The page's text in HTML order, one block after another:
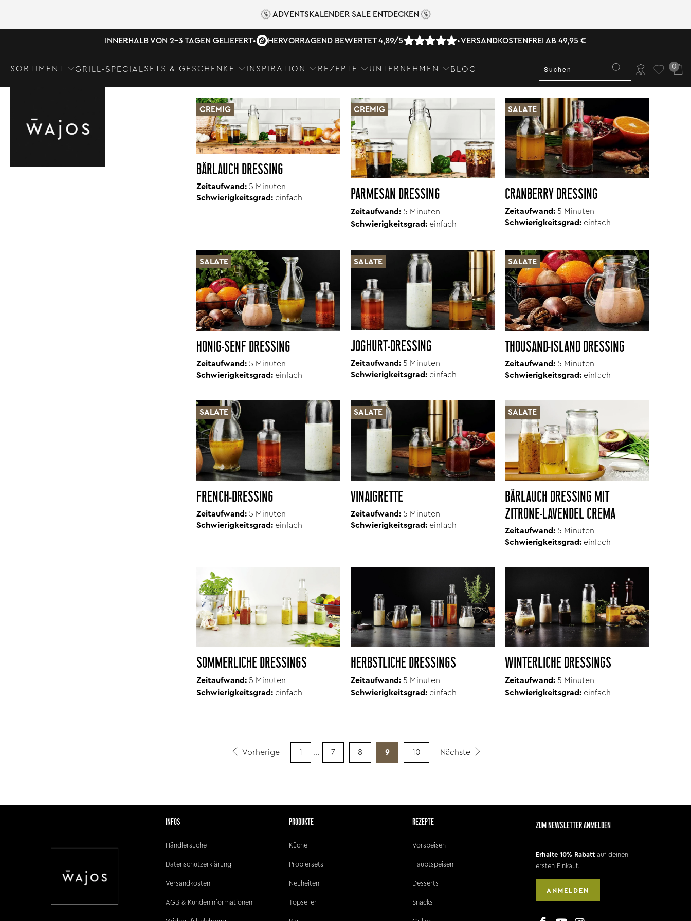
ADVENTSKALENDER SALE ENTDECKEN
INNERHALB VON 2-3 TAGEN GELIEFERT• HERVORRAGEND BEWERTET 4,89/5 •VERSANDKOSTENFREI AB 49,95 €
SORTIMENT GRILL-SPECIAL SETS & GESCHENKE INSPIRATION REZEPTE UNTERNEHMEN BLOG 0
DRESSINGS
BÄRLAUCH DRESSING
CREMIG
Zeitaufwand: 5 Minuten
Schwierigkeitsgrad: einfach PARMESAN DRESSING
CREMIG
Zeitaufwand:5 Minuten
Schwierigkeitsgrad:einfach
CRANBERRY DRESSING
SALATE
Zeitaufwand:5 Minuten
Schwierigkeitsgrad:einfach
HONIG-SENF DRESSING
SALATE
Zeitaufwand: 5 Minuten
Schwierigkeitsgrad: einfach
JOGHURT-DRESSING
SALATE
Zeitaufwand:5 Minuten
Schwierigkeitsgrad:einfach
THOUSAND-ISLAND DRESSING
SALATE
Zeitaufwand:5 Minuten
Schwierigkeitsgrad:einfach
FRENCH-DRESSING
SALATE
Zeitaufwand: 5 Minuten
Schwierigkeitsgrad: einfach
VINAIGRETTE
SALATE
Zeitaufwand:5 Minuten
Schwierigkeitsgrad:einfach
BÄRLAUCH DRESSING MIT
ZITRONE-LAVENDEL CREMA
SALATE
Zeitaufwand:5 Minuten
Schwierigkeitsgrad:einfach
SOMMERLICHE DRESSINGS
Zeitaufwand: 5 Minuten
Schwierigkeitsgrad: einfach
HERBSTLICHE DRESSINGS
Zeitaufwand:5 Minuten
Schwierigkeitsgrad:einfach
WINTERLICHE DRESSINGS
Zeitaufwand:5 Minuten
Schwierigkeitsgrad:einfach
Vorherige 1 … 7 8 9 10 Nächste
INFOS
Händlersuche
Datenschutzerklärung
Versandkosten
AGB & Kundeninformationen
PRODUKTE
Küche
Probiersets
Neuheiten
Topseller
REZEPTE
Vorspeisen
Hauptspeisen
Desserts
Snacks
ZUM NEWSLETTER ANMELDEN
Erhalte 10% Rabatt auf deinen
ersten Einkauf.
ANMELDEN